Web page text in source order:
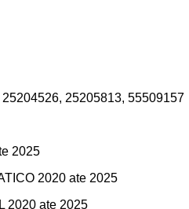
25205813, 55509157
2025
2020 ate 2025
2020 ate 2025